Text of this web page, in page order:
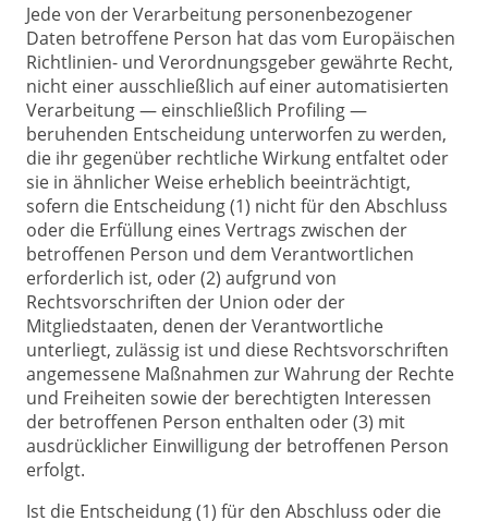
Jede von der Verarbeitung personenbezogener
Daten betroffene Person hat das vom Europäischen
Richtlinien- und Verordnungsgeber gewährte Recht,
nicht einer ausschließlich auf einer automatisierten
Verarbeitung — einschließlich Profiling —
beruhenden Entscheidung unterworfen zu werden,
die ihr gegenüber rechtliche Wirkung entfaltet oder
sie in ähnlicher Weise erheblich beeinträchtigt,
sofern die Entscheidung (1) nicht für den Abschluss
oder die Erfüllung eines Vertrags zwischen der
betroffenen Person und dem Verantwortlichen
erforderlich ist, oder (2) aufgrund von
Rechtsvorschriften der Union oder der
Mitgliedstaaten, denen der Verantwortliche
unterliegt, zulässig ist und diese Rechtsvorschriften
angemessene Maßnahmen zur Wahrung der Rechte
und Freiheiten sowie der berechtigten Interessen
der betroffenen Person enthalten oder (3) mit
ausdrücklicher Einwilligung der betroffenen Person
erfolgt.
Ist die Entscheidung (1) für den Abschluss oder die